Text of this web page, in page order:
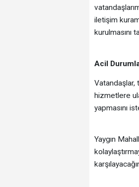
iletişim
kurulmasını
Acil
hizmetlere
yapmasını
Yaygın